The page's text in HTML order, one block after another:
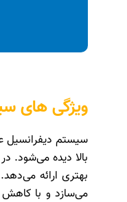
ویژگی های
بالا دیده می‌شود.
بهتری ارائه
می‌سازد و با کاهش